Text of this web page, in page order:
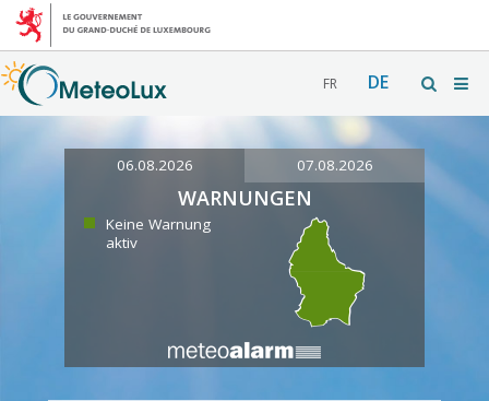
FR DE
06.08.2026 07.08.2026
WARNUNGEN
Keine Warnung
aktiv